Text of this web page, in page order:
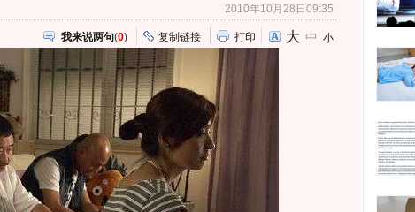
2010年10月28日09:35
我来说两句(0) 复制链接 打印 大 中 小